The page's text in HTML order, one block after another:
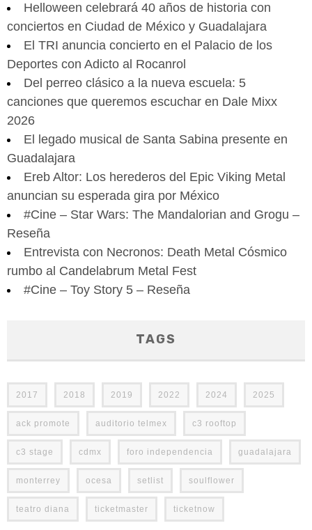
Helloween celebrará 40 años de historia con
conciertos en Ciudad de México y Guadalajara
El TRI anuncia concierto en el Palacio de los
Deportes con Adicto al Rocanrol
Del perreo clásico a la nueva escuela: 5
canciones que queremos escuchar en Dale Mixx
2026
El legado musical de Santa Sabina presente en
Guadalajara
Ereb Altor: Los herederos del Epic Viking Metal
anuncian su esperada gira por México
#Cine – Star Wars: The Mandalorian and Grogu –
Reseña
Entrevista con Necronos: Death Metal Cósmico
rumbo al Candelabrum Metal Fest
#Cine – Toy Story 5 – Reseña
TAGS
2017 2018 2019 2022 2024 2025
ack promote auditorio telmex c3 rooftop
c3 stage cdmx foro independencia guadalajara
monterrey ocesa setlist soulflower
teatro diana ticketmaster ticketnow